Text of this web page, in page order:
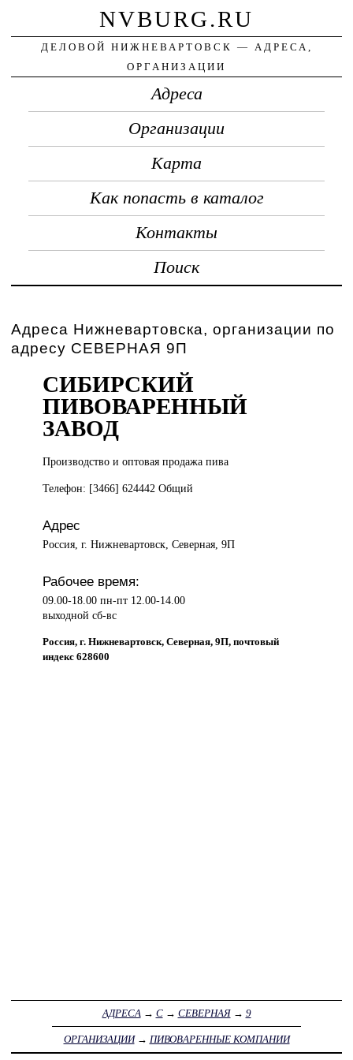
NVBURG.RU
ДЕЛОВОЙ НИЖНЕВАРТОВСК — АДРЕСА,
ОРГАНИЗАЦИИ
Адреса
Организации
Карта
Как попасть в каталог
Контакты
Поиск
Адреса Нижневартовска, организации по
адресу СЕВЕРНАЯ 9П
СИБИРСКИЙ
ПИВОВАРЕННЫЙ
ЗАВОД
Производство иоптовая продажа пива
Телефон: [3466] 624442 Общий
Адрес
Россия, г. Нижневартовск, Северная, 9П
Рабочее время:
09.00-18.00 пн-пт 12.00-14.00
выходной сб-вс
Россия, г. Нижневартовск, Северная, 9П, почтовый
индекс 628600
АДРЕСА→ С→ СЕВЕРНАЯ→ 9
ОРГАНИЗАЦИИ→ ПИВОВАРЕННЫЕ КОМПАНИИ